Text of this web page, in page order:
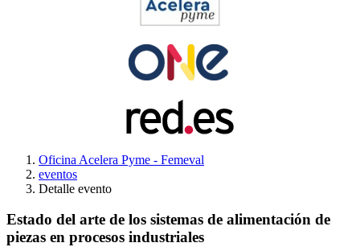
Oficina Acelera Pyme - Femeval
eventos
Detalle evento
Estado del arte de los sistemas de alimentación de
piezas en procesos industriales